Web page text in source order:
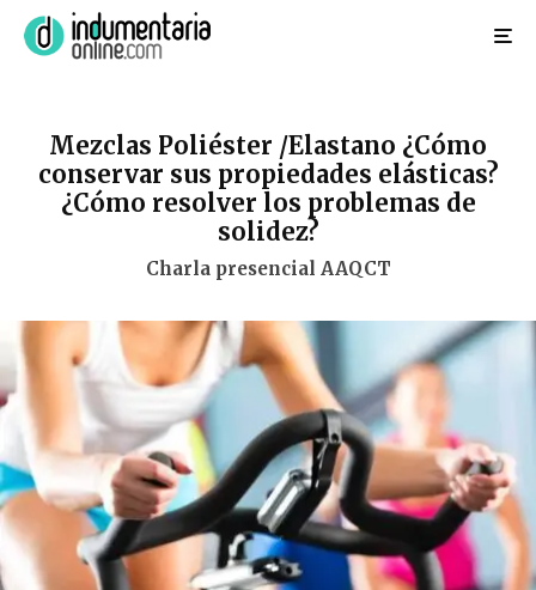
Mezclas Poliéster /Elastano ¿Cómo
conservar sus propiedades elásticas?
¿Cómo resolver los problemas de
solidez?
Charla presencial AAQCT